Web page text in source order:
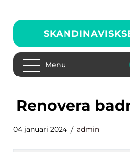
Menu
renovera
04 januari 2024 admin